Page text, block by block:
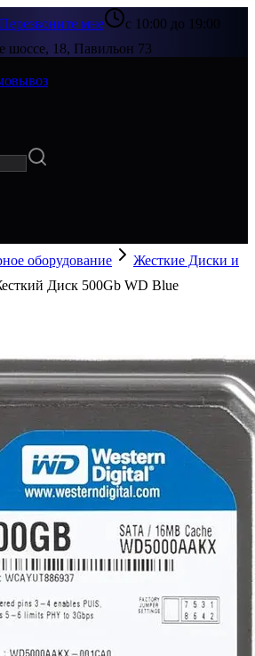
Перезвоните мне
с 10:00 до 19:00
шоссе, 18, Павильон 73
оборудование
Жесткие Диски и
Диск 500Gb WD Blue